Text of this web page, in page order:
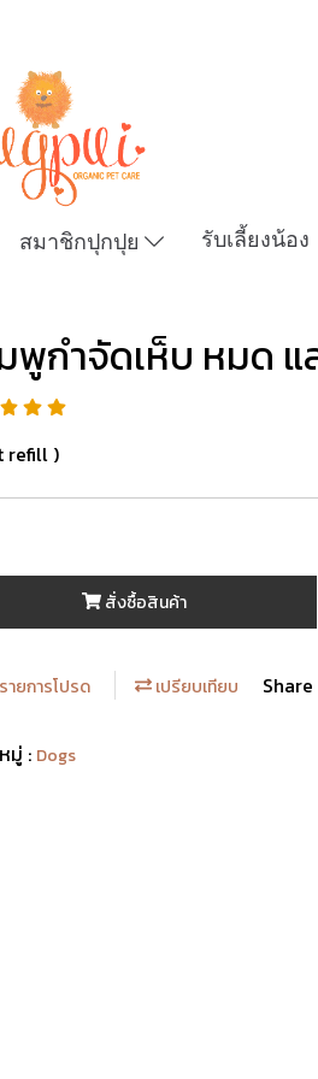
สมาชิกปุกปุย รับเลี้ยงน้อง
พูกำจัดเห็บ หมด แ
refill )
สั่งซื้อสินค้า
ายการโปรด เปรียบเทียบ Share
มู่ : Dogs